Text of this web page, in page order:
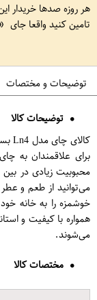
هر روزه صدها خریدار
تامین کنید واقعا جای
توضیحات و مختصات
توضیحات کالا
برای علاقمندان به
می‌توانید از طعم و
خوشمزه را به خانه
همواره با کیفیت و
می‌شوند.
مختصات کالا